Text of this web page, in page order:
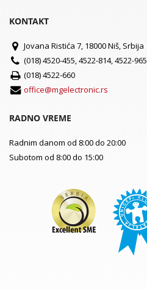
KONTAKT
Jovana Ristića 7, 18000 Niš, Srbija
(018) 4520-455, 4522-814, 4522-965
(018) 4522-660
office@mgelectronic.rs
RADNO VREME
Radnim danom od 8:00 do 20:00
Subotom od 8:00 do 15:00